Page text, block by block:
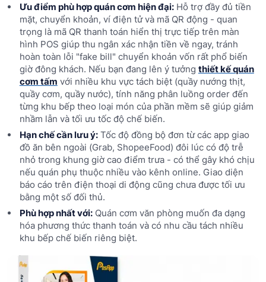
Ưu điểm phù hợp quán cơm hiện đại:Hỗ trợ đầy đủ tiền
mặt, chuyển khoản, ví điện tử và mã QR động - quan
trọng là mã QR thanh toán hiển thị trực tiếp trên màn
hình POS giúp thu ngân xác nhận tiền về ngay, tránh
hoàn toàn lỗi "fake bill" chuyển khoản vốn rất phổ biến
giờ đông khách. Nếu bạn đang lên ý tưởng thiết kế quán
cơm tấm với nhiều khu vực tách biệt (quầy nướng thịt,
quầy cơm, quầy nước), tính năng phân luồng order đến
từng khu bếp theo loại món của phần mềm sẽ giúp giảm
nhầm lẫn và tối ưu tốc độ chế biến.
Hạn chế cần lưu ý:Tốc độ đồng bộ đơn từ các app giao
đồ ăn bên ngoài (Grab, ShopeeFood) đôi lúc có độ trễ
nhỏ trong khung giờ cao điểm trưa - có thể gây khó chịu
nếu quán phụ thuộc nhiều vào kênh online. Giao diện
báo cáo trên điện thoại di động cũng chưa được tối ưu
bằng một số đối thủ.
Phù hợp nhất với:Quán cơm văn phòng muốn đa dạng
hóa phương thức thanh toán và có nhu cầu tách nhiều
khu bếp chế biến riêng biệt.